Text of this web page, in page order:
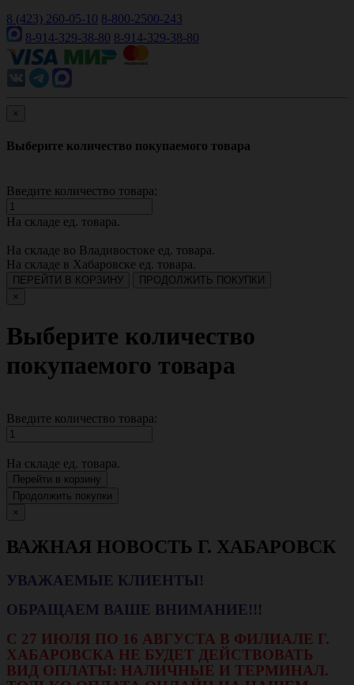
8 (423) 260-05-10 8-800-2500-243
8-914-329-38-80 8-914-329-38-80
×
Выберите количество покупаемого товара
Введите количество товара:
На складе ед. товара.
На складе во Владивостоке ед. товара.
На складе в Хабаровске ед. товара.
ПЕРЕЙТИ В КОРЗИНУ
ПРОДОЛЖИТЬ ПОКУПКИ
×
Выберите количество
покупаемого товара
Введите количество товара:
На складе ед. товара.
Перейти в корзину
Продолжить покупки
×
ВАЖНАЯ НОВОСТЬ Г. ХАБАРОВСК
УВАЖАЕМЫЕ КЛИЕНТЫ!
ОБРАЩАЕМ ВАШЕ ВНИМАНИЕ!!!
С 27 ИЮЛЯ ПО 16 АВГУСТА В ФИЛИАЛЕ Г.
ХАБАРОВСКА НЕ БУДЕТ ДЕЙСТВОВАТЬ
ВИД ОПЛАТЫ: НАЛИЧНЫЕ И ТЕРМИНАЛ.